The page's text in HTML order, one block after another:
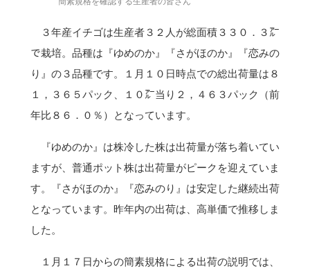
３年産イチゴは生産者３２人が総面積３３０．３㌃
で栽培。品種は『ゆめのか』『さがほのか』『恋みの
り』の３品種です。１月１０日時点での総出荷量は８
１，３６５パック、１０㌃当り２，４６３パック（前
年比８６．０％）となっています。
『ゆめのか』は株冷した株は出荷量が落ち着いてい
ますが、普通ポット株は出荷量がピークを迎えていま
す。『さがほのか』『恋みのり』は安定した継続出荷
となっています。昨年内の出荷は、高単価で推移しま
した。
１月１７日からの簡素規格による出荷の説明では、